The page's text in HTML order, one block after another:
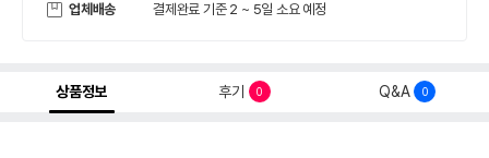
업체배송 결제완료 기준 2 ~ 5일 소요 예정
상품정보 후기 0 Q&A 0